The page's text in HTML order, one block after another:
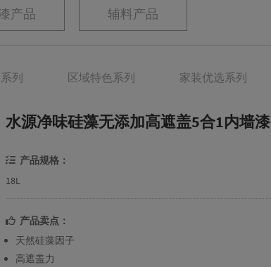
产品 辅料产品
列 区域特色系列 家装优选系列
水源净味硅藻无添加高遮盖5合1内墙漆
产品规格：
18L
产品卖点：
天然硅藻因子
高遮盖力